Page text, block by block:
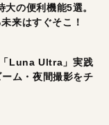
の便利機能5選。
来はすぐそこ！
Luna Ultra」実践
ム・夜間撮影をチ